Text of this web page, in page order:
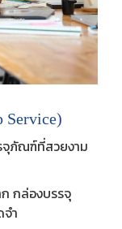
Service)
จุภัณฑ์ที่สวยงาม
กล่องบรรจุ
ำ